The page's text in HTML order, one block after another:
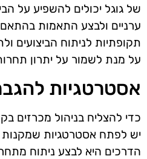
של גוגל יכולים להשפיע על
ערניים ולבצע התאמות
תקופתיות לניתוח הביצועים
על מנת לשמור על יתרון
אסטרטגיות
כדי להצליח בניהול מכרזים
יש לפתח אסטרטגיות שמקנות
הדרכים היא לבצע ניתוח